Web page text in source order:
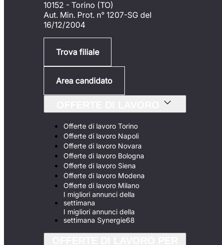
10152 - Torino (TO)
Aut. Min. Prot. n° 1207-SG del
16/12/2004
Trova filiale
Area candidato
Offerte di lavoro Torino
Offerte di lavoro Napoli
Offerte di lavoro Novara
Offerte di lavoro Bologna
Offerte di lavoro Siena
Offerte di lavoro Modena
Offerte di lavoro Milano
I migliori annunci della
settimana
I migliori annunci della
settimana Synergie68